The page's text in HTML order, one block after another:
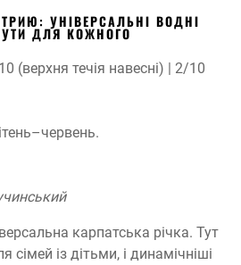
УНІВЕРСАЛЬНІ ВОДНІ
ДЛЯ КОЖНОГО
(верхня течія навесні) | 2/10
карпатська річка. Тут
сімей із дітьми, і динамічніші